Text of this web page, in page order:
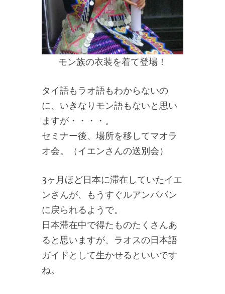
モン族の衣装を着て登場！
タイ語もラオ語もわからないの
に、いきなりモン語もないと思い
ますが・・・・。
セミナー後、場所を移してマオラ
オ会。（イエンさんの送別会）
3ヶ月ほど日本に滞在していたイエ
ンさんが、もうすぐルアンパバン
に戻られるようで。
日本滞在中で得たものたくさんあ
ると思いますが、ラオスの日本語
ガイドとして生かせるといいです
ね。